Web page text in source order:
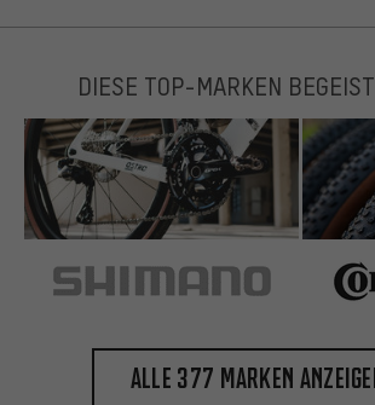
DIESE TOP-MARKEN
Alle 377 Marken